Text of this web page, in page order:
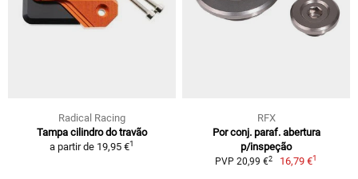
Radical Racing
Tampa cilindro do travão
a partir de 19,95 €1
RFX
Por conj. paraf. abertura
p/inspeção
PVP 20,99 €2 16,79 €1